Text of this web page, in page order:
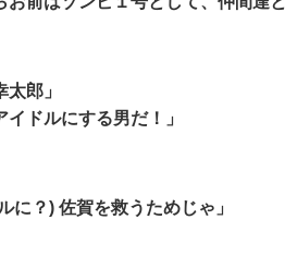
太郎」
イドルにする男だ！」
に？) 佐賀を救うためじゃ」